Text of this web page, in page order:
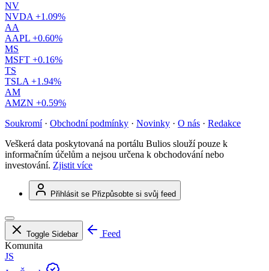
NV
NVDA +1.09%
AA
AAPL +0.60%
MS
MSFT +0.16%
TS
TSLA +1.94%
AM
AMZN +0.59%
Soukromí · Obchodní podmínky · Novinky · O nás · Redakce
Veškerá data poskytovaná na portálu Bulios slouží pouze k
informačním účelům a nejsou určena k obchodování nebo
investování. Zjistit více
Přihlásit se Přizpůsobte si svůj feed
Toggle Sidebar
Feed
Komunita
JS